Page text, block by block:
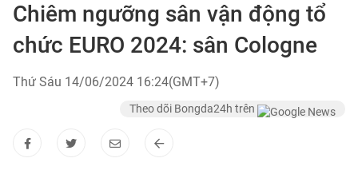
Chiêm ngưỡng sân vận động tổ
chức EURO 2024: sân Cologne
Thứ Sáu 14/06/2024 16:24(GMT+7)
Theo dõi Bongda24h trên